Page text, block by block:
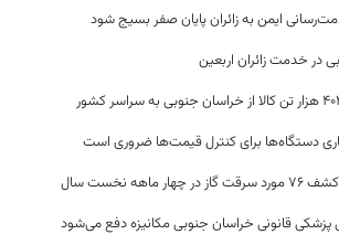
ایمن به زائران پایان صفر بسیج شود
دستگاه‌ها برای کنترل قیمت‌ها ضروری است
پزشکی قانونی خراسان جنوبی مکانیزه دفع می‌شود